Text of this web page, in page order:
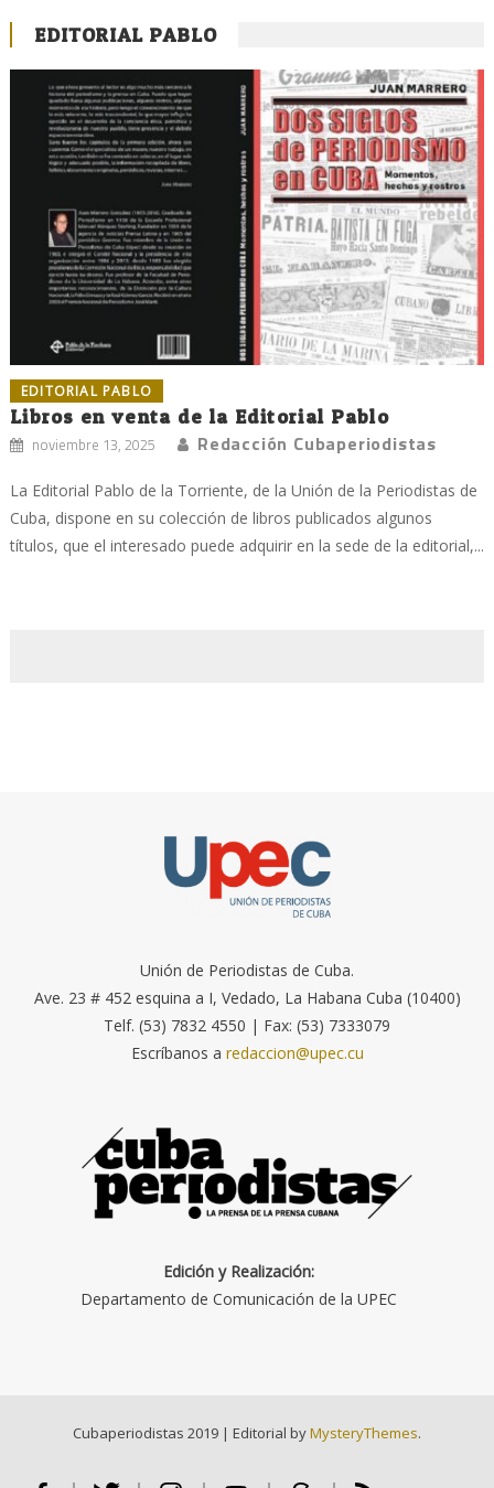
EDITORIAL PABLO
EDITORIAL PABLO
Libros en venta de la Editorial Pablo
noviembre 13, 2025 Redacción Cubaperiodistas
La Editorial Pablo de la Torriente, de la Unión de la Periodistas de
Cuba, dispone en su colección de libros publicados algunos
títulos, que el interesado puede adquirir en la sede de la editorial,...
Unión de Periodistas de Cuba.
Ave. 23 # 452 esquina a I, Vedado, La Habana Cuba (10400)
Telf. (53) 7832 4550 | Fax: (53) 7333079
Escríbanos a redaccion@upec.cu
Edición y Realización:
Departamento de Comunicación de la UPEC
Cubaperiodistas 2019 | Editorial byMysteryThemes.